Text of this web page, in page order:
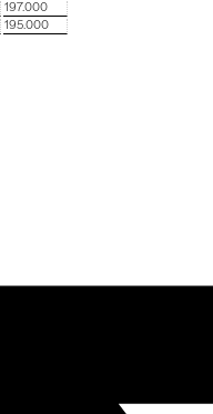
197.000
195.000